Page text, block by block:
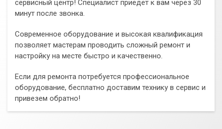
сервисный центр! Специалист приедет к вам через 30
минут после звонка.
Современное оборудование и высокая квалификация
позволяет мастерам проводить сложный ремонт и
настройку на месте быстро и качественно.
Если для ремонта потребуется профессиональное
оборудование, бесплатно доставим технику в сервис и
привезем обратно!